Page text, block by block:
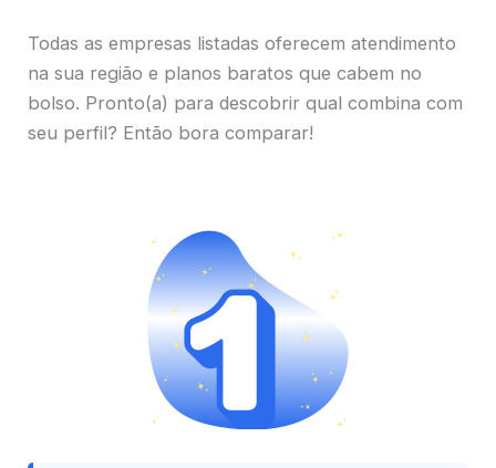
Todas as empresas listadas oferecem atendimento
na sua região e planos baratos que cabem no
bolso. Pronto(a) para descobrir qual combina com
seu perfil? Então bora comparar!